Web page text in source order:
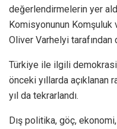
değerlendirmelerin yer
Komisyonunun
Oliver Varhelyi tarafından
Türkiye ile ilgili
önceki yıllarda açıklanan
yıl da tekrarlandı.
Dış politika, göç,